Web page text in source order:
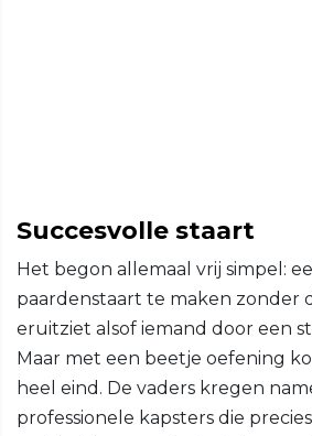
Succesvolle staart
Het begon allemaal vrij simpel:
paardenstaart te maken zonder
eruitziet alsof iemand door een
Maar met een beetje oefening
heel eind. De vaders kregen
professionele kapsters die